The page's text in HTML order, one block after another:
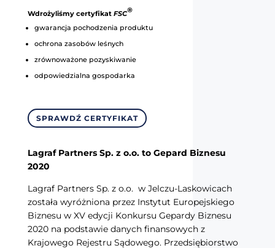
Wdrożyliśmy certyfikat FSC®
gwarancja pochodzenia produktu
ochrona zasobów leśnych
zrównoważone pozyskiwanie
odpowiedzialna gospodarka
SPRAWDŹ CERTYFIKAT
Lagraf Partners Sp. z o.o. to Gepard Biznesu
2020
Lagraf Partners Sp. z o.o. w Jelczu-Laskowicach
została wyróżniona przez Instytut Europejskiego
Biznesu w XV edycji Konkursu Gepardy Biznesu
2020 na podstawie danych finansowych z
Krajowego Rejestru Sądowego. Przedsiębiorstwo